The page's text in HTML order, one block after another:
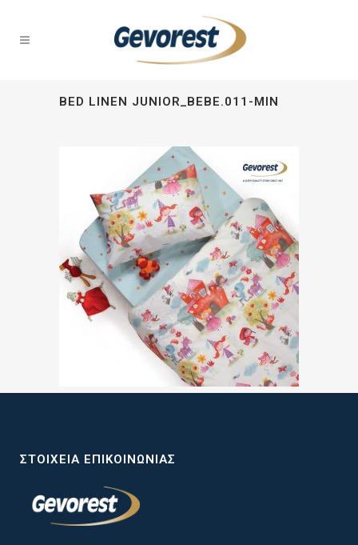
BED LINEN JUNIOR_BEBE.011-MIN
ΣΤΟΙΧΕΊΑ ΕΠΙΚΟΙΝΩΝΊΑΣ